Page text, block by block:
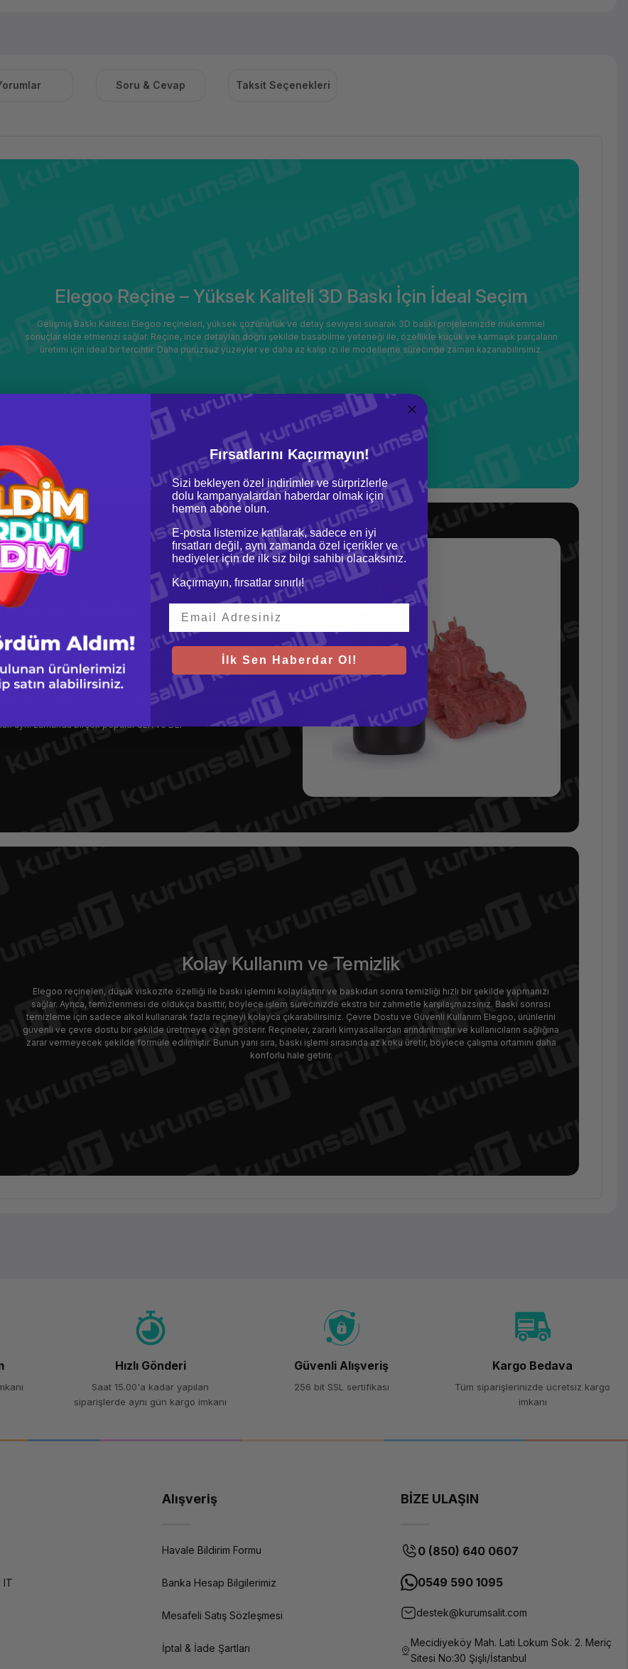
Soru & Cevap Taksit Seçenekleri
Elegoo Reçine – Yüksek Kaliteli 3D Baskı İçin İdeal Seçim
Gelişmiş Baskı Kalitesi Elegoo reçineleri, yüksek çözünürlük ve detay seviyesi sunarak 3D baskı projelerinizde mükemmel
sonuçlar elde etmenizi sağlar. Reçine, ince detayları doğru şekilde basabilme yeteneği ile, özellikle küçük ve karmaşık parçaların
üretimi için ideal bir tercihtir. Daha pürüzsüz yüzeyler ve daha az kalıp izi ile modelleme sürecinde zaman kazanabilirsiniz.
Uygun Çeşitler
kolayca seçebilirsiniz. Standart reçine günlük 3D baskı işleriniz
sahip reçine veya şeffaf reçine gibi özel formülasyonlar da
sunacak şekilde formüle edilmiştir. Hızlı Sertleşme ve
sağlar, bu da baskı süresini kısaltır ve verimliliği artırır. Ayrıca,
daha uzun ömürlü olmasına katkı sağlar. Reçineler, yüksek
üretir. Geniş Uyumlu Aygıt Seçenekleri Elegoo reçineleri, Çok
Özellikle Elegoo'nun Mars serisi ve Saturn serisi 3D
aynı zamanda birçok popüler SLA ve DLP
Kolay Kullanım ve Temizlik
Elegoo reçineleri, düşük viskozite özelliği ile baskı işlemini kolaylaştırır ve baskıdan sonra temizliği hızlı bir şekilde yapmanızı
sağlar. Ayrıca, temizlenmesi de oldukça basittir, böylece işlem sürecinizde ekstra bir zahmetle karşılaşmazsınız. Baskı sonrası
temizleme için sadece alkol kullanarak fazla reçineyi kolayca çıkarabilirsiniz. Çevre Dostu ve Güvenli Kullanım Elegoo, ürünlerini
güvenli ve çevre dostu bir şekilde üretmeye özen gösterir. Reçineler, zararlı kimyasallardan arındırılmıştır ve kullanıcıların sağlığına
zarar vermeyecek şekilde formüle edilmiştir. Bunun yanı sıra, baskı işlemi sırasında az koku üretir, böylece çalışma ortamını daha
konforlu hale getirir.
8K Standart
Fotopolimer
Reçine
White
1 kg
çözünürlük,
katman
başına (LCD
Hızlı Gönderi
Saat 15.00'a kadar yapılan
siparişlerde aynı gün kargo imkanı
Güvenli Alışveriş
256 bit SSL sertifikası
Kargo Bedava
Tüm siparişlerinizde ücretsiz kargo
imkanı
IT
Alışveriş
Havale Bildirim Formu
Banka Hesap Bilgilerimiz
Mesafeli Satış Sözleşmesi
İptal & İade Şartları
BİZE ULAŞIN
0 (850) 640 0607
0549 590 1095
destek@kurumsalit.com
Mecidiyeköy Mah. Lati Lokum Sok. 2. Meriç
Sitesi No:30 Şişli/İstanbul
Fırsatlarını Kaçırmayın!
Sizi bekleyen özel indirimler ve sürprizlerle
dolu kampanyalardan haberdar olmak için
hemen abone olun.
E-posta listemize katılarak, sadece en iyi
fırsatları değil, aynı zamanda özel içerikler ve
hediyeler için de ilk siz bilgi sahibi olacaksınız.
Kaçırmayın, fırsatlar sınırlı!
İlk Sen Haberdar Ol!